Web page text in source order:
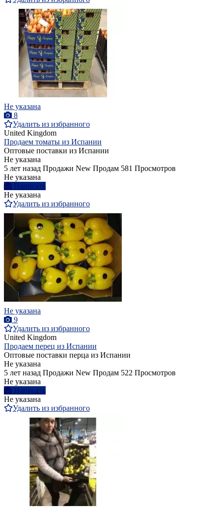
Не указана
8
Удалить из избранного
United Kingdom
Продаем томаты из Испании
Оптовые поставки из Испании
Не указана
5 лет назад Продажи New Продам 581 Просмотров
Не указана
Написать
Не указана
Удалить из избранного
Не указана
9
Удалить из избранного
United Kingdom
Продаем перец из Испании
Оптовые поставки перца из Испании
Не указана
5 лет назад Продажи New Продам 522 Просмотров
Не указана
Написать
Не указана
Удалить из избранного